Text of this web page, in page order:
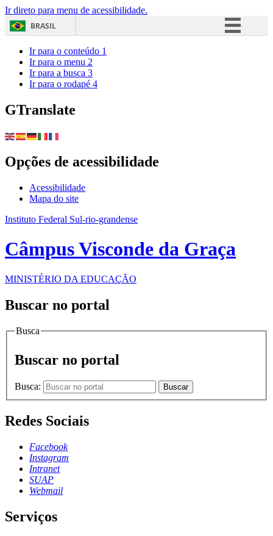
Ir direto para menu de acessibilidade.
BRASIL
Ir para o conteúdo 1
Ir para o menu 2
Ir para a busca 3
Ir para o rodapé 4
GTranslate
Opções de acessibilidade
Acessibilidade
Mapa do site
Instituto Federal Sul-rio-grandense
Câmpus Visconde da Graça
MINISTÉRIO DA EDUCAÇÃO
Buscar no portal
Busca
Buscar no portal
Busca: Buscar
Redes Sociais
Facebook
Instagram
Intranet
SUAP
Webmail
Serviços